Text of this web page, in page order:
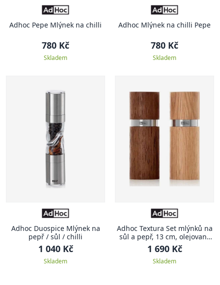
Adhoc Pepe Mlýnek na chilli
780 Kč
Skladem
Adhoc Mlýnek na chilli Pepe
780 Kč
Skladem
Adhoc Duospice Mlýnek na
pepř / sůl / chilli
1 040 Kč
Skladem
Adhoc Textura Set mlýnků na
sůl a pepř, 13 cm, olejovaný
dub
1 690 Kč
Skladem